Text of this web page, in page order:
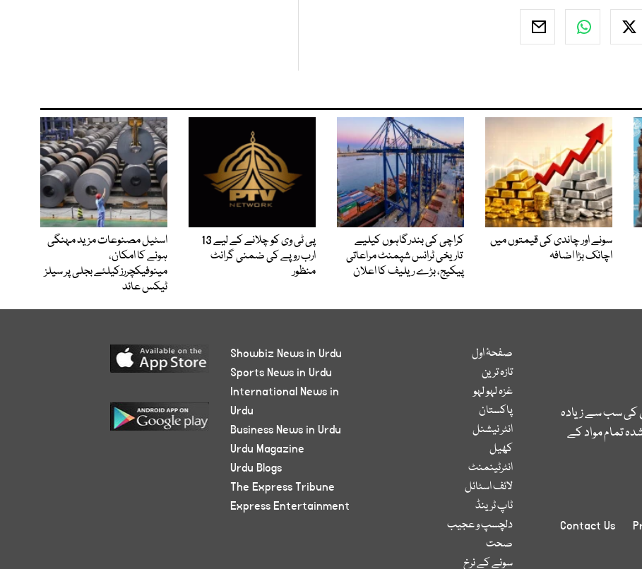
سونے اور چاندی کی قیمتوں میں
اچانک بڑا اضافہ
کراچی کی بندرگاہوں کیلیے
تاریخی ٹرانس شپمنٹ مراعاتی
پیکیج، بڑے ریلیف کا اعلان
پی ٹی وی کو چلانے کے لیے 13
ارب روپے کی ضمنی گرانٹ
منظور
اسٹیل مصنوعات مزید مہنگی
ہونے کا امکان،
مینوفیکچررزکیلئے بجلی پر سیلز
ٹیکس عائد
کی سب سے زیادہ
تمام مواد کے
Contact Us
صفحۂ اول
تازہ ترین
غزہ لہو لہو
پاکستان
انٹر نیشنل
کھیل
انٹرٹینمنٹ
لائف اسٹائل
ٹاپ ٹرینڈ
دلچسپ و عجیب
صحت
سونے کے نرخ
Showbiz News in Urdu
Sports News in Urdu
International News in
Urdu
Business News in Urdu
Urdu Magazine
Urdu Blogs
The Express Tribune
Express Entertainment